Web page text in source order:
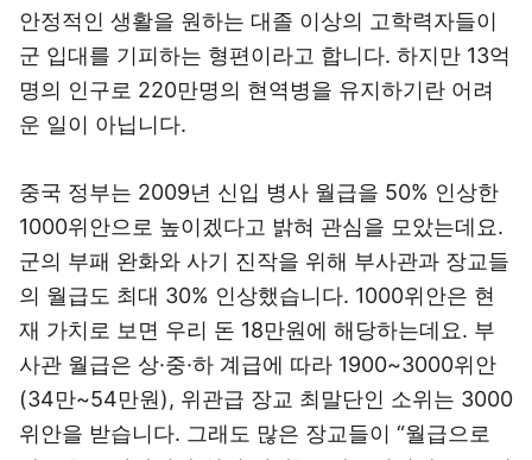
안정적인 생활을 원하는 대졸 이상의 고학력자들이
군 입대를 기피하는 형편이라고 합니다. 하지만 13억
명의 인구로 220만명의 현역병을 유지하기란 어려
운 일이 아닙니다.
중국 정부는 2009년 신입 병사 월급을 50% 인상한
1000위안으로 높이겠다고 밝혀 관심을 모았는데요.
군의 부패 완화와 사기 진작을 위해 부사관과 장교들
의 월급도 최대 30% 인상했습니다. 1000위안은 현
재 가치로 보면 우리 돈 18만원에 해당하는데요. 부
사관 월급은 상·중·하 계급에 따라 1900~3000위안
(34만~54만원), 위관급 장교 최말단인 소위는 3000
위안을 받습니다. 그래도 많은 장교들이 “월급으로